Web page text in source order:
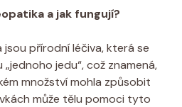
a jak fungují?
přírodní ⁣léčiva, ‌která⁣ se
jedu“, což⁢ znamená,
množství mohla způsobit
může tělu pomoci⁤ tyto